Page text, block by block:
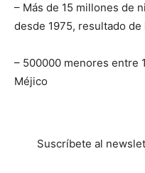
– Más de 15 millones de
desde 1975, resultado
– 500000 menores entre
Méjico
Suscríbete al